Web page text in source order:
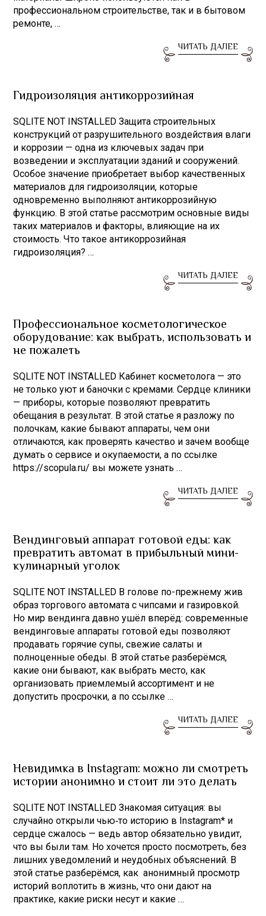
профессиональном строительстве, так и в бытовом
ремонте, …
ЧИТАТЬ ДАЛЕЕ
Гидроизоляция антикоррозийная
SQLITE NOT INSTALLED Защита строительных
конструкций от разрушительного воздействия влаги
и коррозии — одна из ключевых задач при
возведении и эксплуатации зданий и сооружений.
Особое значение приобретает выбор качественных
материалов для гидроизоляции, которые
одновременно выполняют антикоррозийную
функцию. В этой статье рассмотрим основные виды
таких материалов и факторы, влияющие на их
стоимость. Что такое антикоррозийная
гидроизоляция? …
ЧИТАТЬ ДАЛЕЕ
Профессиональное косметологическое
оборудование: как выбрать, использовать и
не пожалеть
SQLITE NOT INSTALLED Кабинет косметолога — это
не только уют и баночки с кремами. Сердце клиники
— приборы, которые позволяют превратить
обещания в результат. В этой статье я разложу по
полочкам, какие бывают аппараты, чем они
отличаются, как проверять качество и зачем вообще
думать о сервисе и окупаемости, а по ссылке
https://scopula.ru/ вы можете узнать …
ЧИТАТЬ ДАЛЕЕ
Вендинговый аппарат готовой еды: как
превратить автомат в прибыльный мини-
кулинарный уголок
SQLITE NOT INSTALLED В голове по-прежнему жив
образ торгового автомата с чипсами и газировкой.
Но мир вендинга давно ушёл вперёд: современные
вендинговые аппараты готовой еды позволяют
продавать горячие супы, свежие салаты и
полноценные обеды. В этой статье разберёмся,
какие они бывают, как выбрать место, как
организовать приемлемый ассортимент и не
допустить просрочки, а по ссылке …
ЧИТАТЬ ДАЛЕЕ
Невидимка в Instagram: можно ли смотреть
истории анонимно и стоит ли это делать
SQLITE NOT INSTALLED Знакомая ситуация: вы
случайно открыли чью‑то историю в Instagram* и
сердце сжалось — ведь автор обязательно увидит,
что вы были там. Но хочется просто посмотреть, без
лишних уведомлений и неудобных объяснений. В
этой статье разберёмся, как анонимный просмотр
историй воплотить в жизнь, что они дают на
практике, какие риски несут и какие …